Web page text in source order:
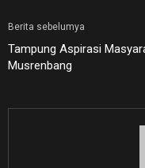
Berita sebelumya
Tampung Aspirasi
Musrenbang